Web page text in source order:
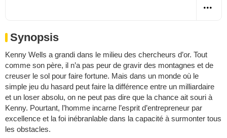
Synopsis
Kenny Wells a grandi dans le milieu des chercheurs d’or. Tout
comme son père, il n’a pas peur de gravir des montagnes et de
creuser le sol pour faire fortune. Mais dans un monde où le
simple jeu du hasard peut faire la différence entre un milliardaire
et un loser absolu, on ne peut pas dire que la chance ait souri à
Kenny. Pourtant, l’homme incarne l’esprit d’entrepreneur par
excellence et la foi inébranlable dans la capacité à surmonter tous
les obstacles.